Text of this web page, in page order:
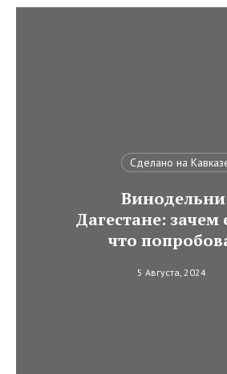
Сделано на
Винодельни
Дагестане: зачем
что
5 Августа, 2024